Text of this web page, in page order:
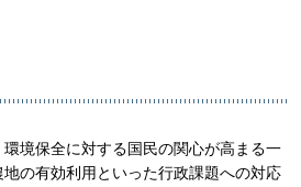
境保全に対する国民の関心が高まる一
の有効利用といった行政課題への対応